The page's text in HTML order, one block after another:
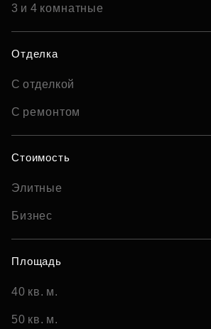
3 и 4 комнатные
Отделка
С отделкой
С ремонтом
Стоимость
Элитные
Бизнес
Площадь
40 кв. м.
50 кв. м.